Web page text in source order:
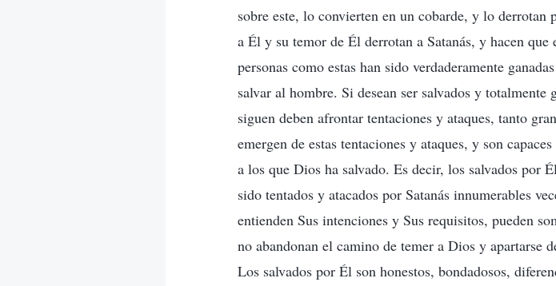
sobre este, lo convierten en un cobarde, y lo
a Él y su temor de Él derrotan a Satanás, y hacen
personas como estas han sido verdaderamente
salvar al hombre. Si desean ser salvados y
siguen deben afrontar tentaciones y ataques, tanto
emergen de estas tentaciones y ataques, y son
a los que Dios ha salvado. Es decir, los salvados por
sido tentados y atacados por Satanás innumerables
entienden Sus intenciones y Sus requisitos, pueden
no abandonan el camino de temer a Dios y apartarse
Los salvados por Él son honestos, bondadosos,